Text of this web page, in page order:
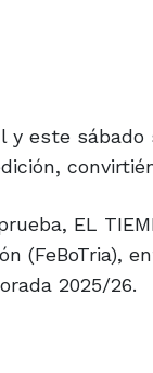
este
EL
(FeBoTria),
2025/26.